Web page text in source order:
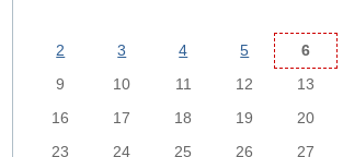
2
3 4 5 6
9
10 11 12 13
16
17 18 19 20
23
24 25 26 27